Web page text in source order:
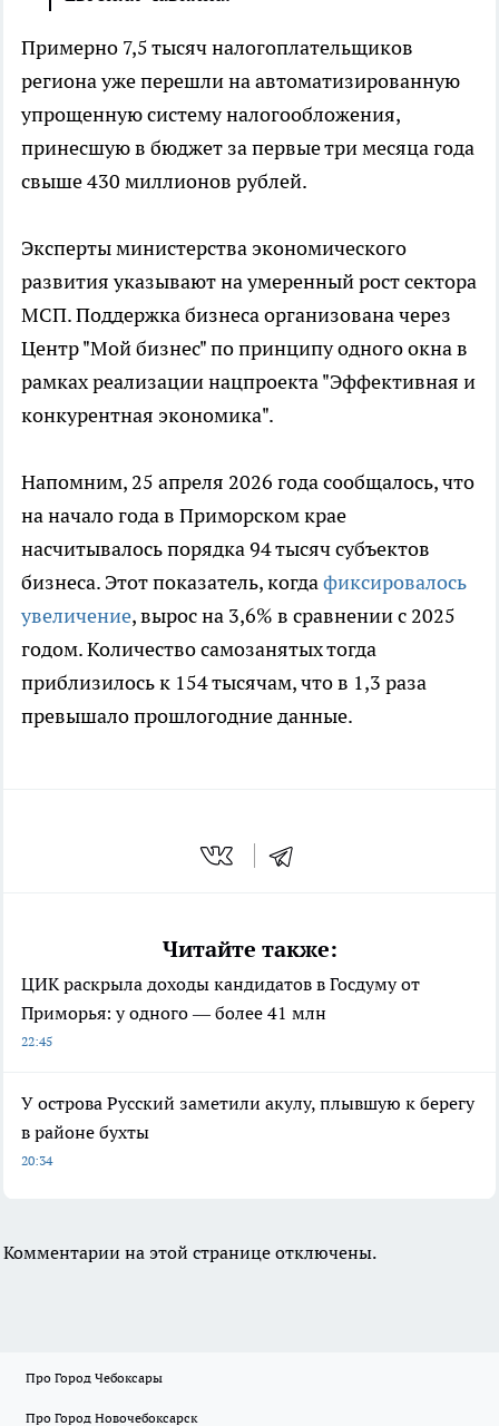
Примерно 7,5 тысяч налогоплательщиков
региона уже перешли на автоматизированную
упрощенную систему налогообложения,
принесшую в бюджет за первые три месяца года
свыше 430 миллионов рублей.
Эксперты министерства экономического
развития указывают на умеренный рост сектора
МСП. Поддержка бизнеса организована через
Центр "Мой бизнес" по принципу одного окна в
рамках реализации нацпроекта "Эффективная и
конкурентная экономика".
Напомним, 25 апреля 2026 года сообщалось, что
на начало года в Приморском крае
насчитывалось порядка 94 тысяч субъектов
бизнеса. Этот показатель, когдафиксировалось
увеличение, вырос на 3,6% в сравнении с 2025
годом. Количество самозанятых тогда
приблизилось к 154 тысячам, что в 1,3 раза
превышало прошлогодние данные.
Читайте также:
ЦИК раскрыла доходы кандидатов в Госдуму от
Приморья: у одного — более 41 млн
22:45
У острова Русский заметили акулу, плывшую к берегу
в районе бухты
20:34
Комментарии на этой странице отключены.
Про Город Чебоксары
Про Город Новочебоксарск